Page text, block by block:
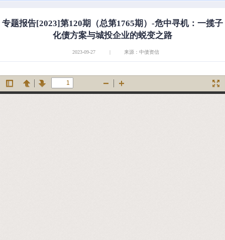
专题报告[2023]第120期（总第1765期）-危中寻机：一揽子
化债方案与城投企业的蜕变之路
2023-09-27 | 来源：中债资信